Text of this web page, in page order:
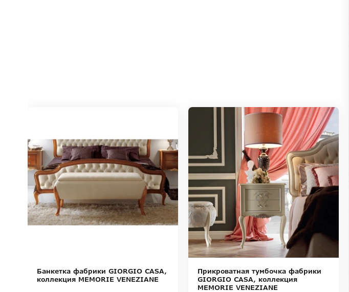
Банкетка фабрики GIORGIO CASA,
коллекция MEMORIE VENEZIANE
Прикроватная тумбочка фабрики
GIORGIO CASA, коллекция
MEMORIE VENEZIANE